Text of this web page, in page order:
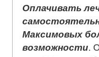
Оплачивать
Максимовых
возможности.